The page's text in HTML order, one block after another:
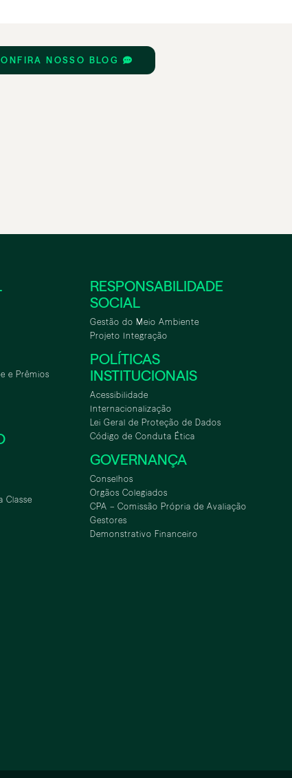
NOSSO BLOG
e Prêmios
Classe
RESPONSABILIDADE
SOCIAL
Gestão do Meio Ambiente
Projeto Integração
POLÍTICAS
INSTITUCIONAIS
Acessibilidade
Internacionalização
Lei Geral de Proteção de Dados
Código de Conduta Ética
GOVERNANÇA
Conselhos
Orgãos Colegiados
CPA – Comissão Própria de Avaliação
Gestores
Demonstrativo Financeiro